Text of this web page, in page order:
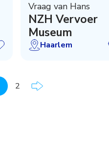
Vraag van Hans
NZH Vervoer
Museum
Haarlem
2